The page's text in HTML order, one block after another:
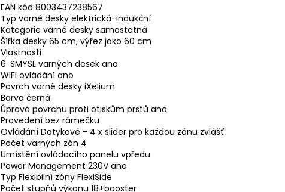
EAN kód 8003437238567
Typ varné desky elektrická-indukční
Kategorie varné desky samostatná
Šířka desky 65 cm, výřez jako 60 cm
Vlastnosti
6. SMYSL varných desek ano
WIFI ovládání ano
Povrch varné desky iXelium
Barva černá
Úprava povrchu proti otiskům prstů ano
Provedení bez rámečku
Ovládání Dotykové - 4 x slider pro každou zónu zvlášť
Počet varných zón 4
Umístění ovládacího panelu vpředu
Power Management 230V ano
Typ Flexibilní zóny FlexiSide
Počet stupňů výkonu 18+booster